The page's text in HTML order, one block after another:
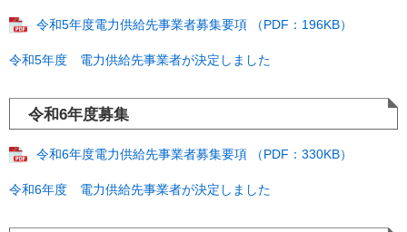
令和5年度電力供給先事業者募集要項 （PDF：196KB）
令和5年度 電力供給先事業者が決定しました
令和6年度募集
令和6年度電力供給先事業者募集要項 （PDF：330KB）
令和6年度 電力供給先事業者が決定しました